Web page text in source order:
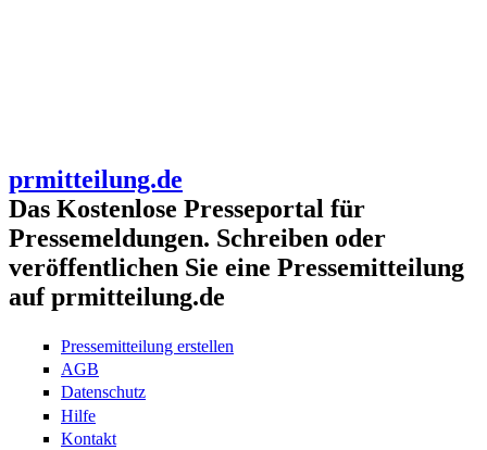
prmitteilung.de
Das Kostenlose Presseportal für
Pressemeldungen. Schreiben oder
veröffentlichen Sie eine Pressemitteilung
auf prmitteilung.de
Pressemitteilung erstellen
AGB
Datenschutz
Hilfe
Kontakt